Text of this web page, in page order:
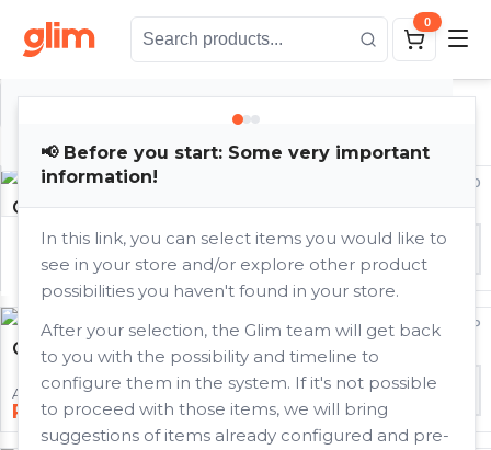
0
CO9400
Copo térmico para espresso
R$37.80
− 1 +
GA8700P
Garrafa Térmica
A partir de
R$82.80
− 1 +
Your cart is empty.
ITEMS
View catalog Close
📢 Before you start: Some very important
information!
In this link, you can select items you would like to
see in your store and/or explore other product
possibilities you haven't found in your store.
After your selection, the Glim team will get back
to you with the possibility and timeline to
configure them in the system. If it's not possible
to proceed with those items, we will bring
suggestions of items already configured and pre-